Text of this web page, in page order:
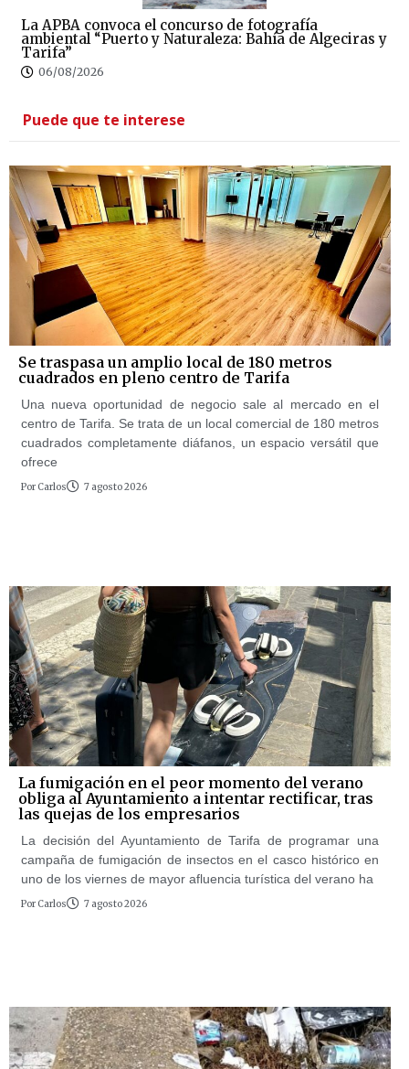
La APBA convoca el concurso de fotografía
ambiental “Puerto y Naturaleza: Bahía de Algeciras y
Tarifa”
06/08/2026
Puede que te interese
Se traspasa un amplio local de 180 metros
cuadrados en pleno centro de Tarifa
Una nueva oportunidad de negocio sale al mercado en el
centro de Tarifa. Se trata de un local comercial de 180 metros
cuadrados completamente diáfanos, un espacio versátil que
ofrece
Por Carlos 7 agosto 2026
La fumigación en el peor momento del verano
obliga al Ayuntamiento a intentar rectificar, tras
las quejas de los empresarios
La decisión del Ayuntamiento de Tarifa de programar una
campaña de fumigación de insectos en el casco histórico en
uno de los viernes de mayor afluencia turística del verano ha
Por Carlos 7 agosto 2026